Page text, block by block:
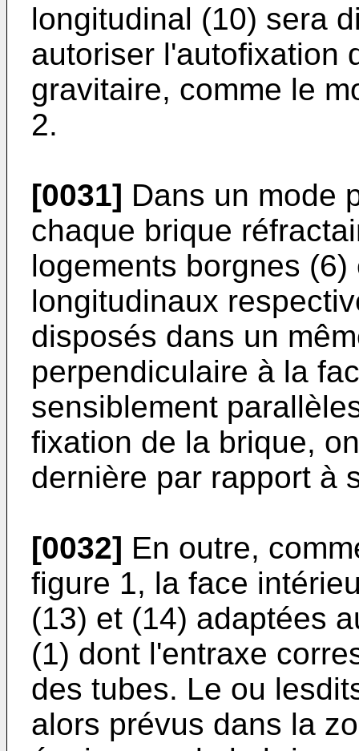
longitudinal (10) sera
autoriser l'autofixation
gravitaire, comme le
2.
[0031] Dans un mode
chaque brique
logements borgnes
longitudinaux
disposés dans un
perpendiculaire à la
sensiblement
fixation de la brique,
dernière par rapport à
[0032] En outre,
figure 1, la face
(13) et (14) adaptées
(1) dont l'entraxe
des tubes. Le ou
alors prévus dans la